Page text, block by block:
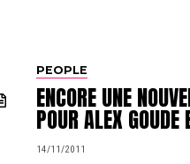
PEOPLE
ENCORE UNE
POUR ALEX
14/11/2011